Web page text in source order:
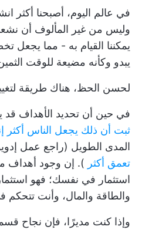
في عالم اليوم، أصبحنا
وليس من غير المألوف أن
يمكننا القيام به - مما يجعل
يبدو وكأنه مضيعة للوقت
لحسن الحظ، هناك طريقة
في حين أن تحديد الأهداف قد
ثبت أن ذلك يجعل الناس أكثر
المدى الطويل (راجع عمل
تعمق أكثر ). إن وجود أهداف
استثمار في نفسك؛ فهو
والطاقة والمال، وأنت تتحكم
وإذا كنت مديرًا، فإن نجاح